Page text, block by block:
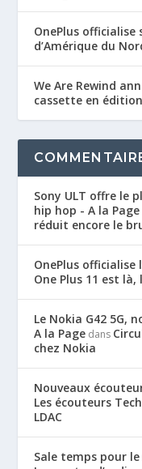
OnePlus officialise
d’Amérique du
We Are Rewind
cassette en
Sony ULT offre le
hip hop - A la Page
réduit encore le
OnePlus officialise
One Plus 11 est là,
Le Nokia G42 5G,
A la Page dans
chez Nokia
Nouveaux
Les écouteurs
LDAC
Sale temps pour le